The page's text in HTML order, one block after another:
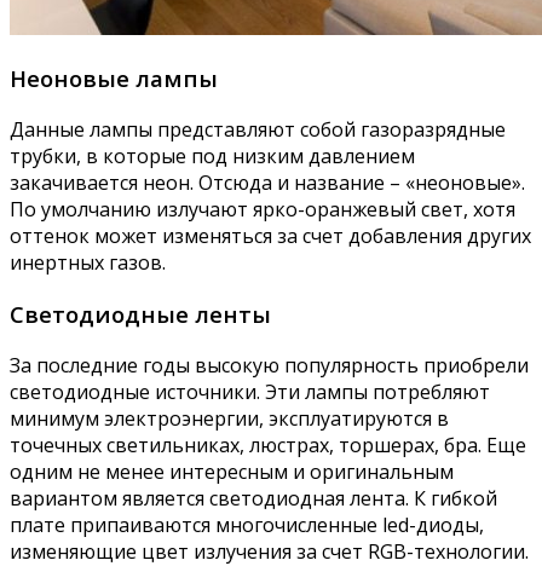
Неоновые лампы
Данные лампы представляют собой газоразрядные
трубки, в которые под низким давлением
закачивается неон. Отсюда и название – «неоновые».
По умолчанию излучают ярко-оранжевый свет, хотя
оттенок может изменяться за счет добавления других
инертных газов.
Светодиодные ленты
За последние годы высокую популярность приобрели
светодиодные источники. Эти лампы потребляют
минимум электроэнергии, эксплуатируются в
точечных светильниках, люстрах, торшерах, бра. Еще
одним не менее интересным и оригинальным
вариантом является светодиодная лента. К гибкой
плате припаиваются многочисленные led-диоды,
изменяющие цвет излучения за счет RGB-технологии.